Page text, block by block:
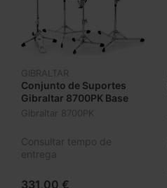
GIBRALTAR
Conjunto de Suportes
Gibraltar 8700PK Base
Reta
Gibraltar 8700PK
Consultar tempo de
entrega
331,00 €